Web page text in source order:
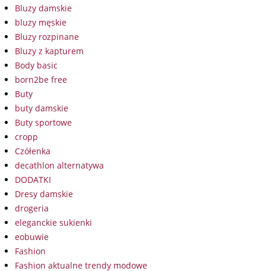
Bluzy damskie
bluzy męskie
Bluzy rozpinane
Bluzy z kapturem
Body basic
born2be free
Buty
buty damskie
Buty sportowe
cropp
Czółenka
decathlon alternatywa
DODATKI
Dresy damskie
drogeria
eleganckie sukienki
eobuwie
Fashion
Fashion aktualne trendy modowe